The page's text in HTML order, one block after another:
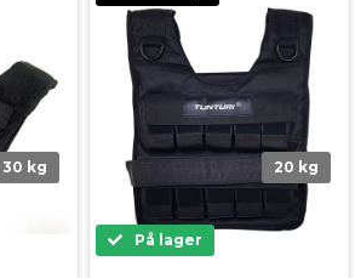
30 kg 20 kg
På lager